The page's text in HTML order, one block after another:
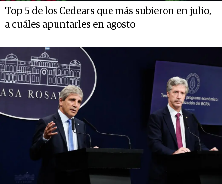
Top 5 de los Cedears que más subieron en julio,
a cuáles apuntarles en agosto